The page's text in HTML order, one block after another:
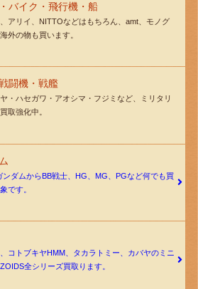
バイク・飛行機・船
アリイ、NITTOなどはもちろん、amt、モノグ
外の物も買います。
闘機・戦艦
・ハセガワ・アオシマ・フジミなど、ミリタリ
取強化中。
ンダムからBB戦士、HG、MG、PGなど何でも買
です。
、コトブキヤHMM、タカラトミー、カバヤのミニ
全シリーズ買取ります。